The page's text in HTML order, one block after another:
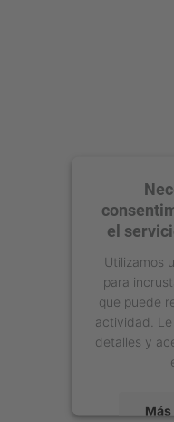
el
Utilizamos
para
que puede
actividad.
detalles y